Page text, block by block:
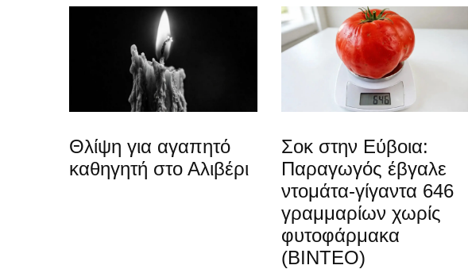
Θλίψη για αγαπητό
καθηγητή στο Αλιβέρι
Σοκ στην Εύβοια:
Παραγωγός έβγαλε
ντομάτα-γίγαντα 646
γραμμαρίων χωρίς
φυτοφάρμακα
(ΒΙΝΤΕΟ)